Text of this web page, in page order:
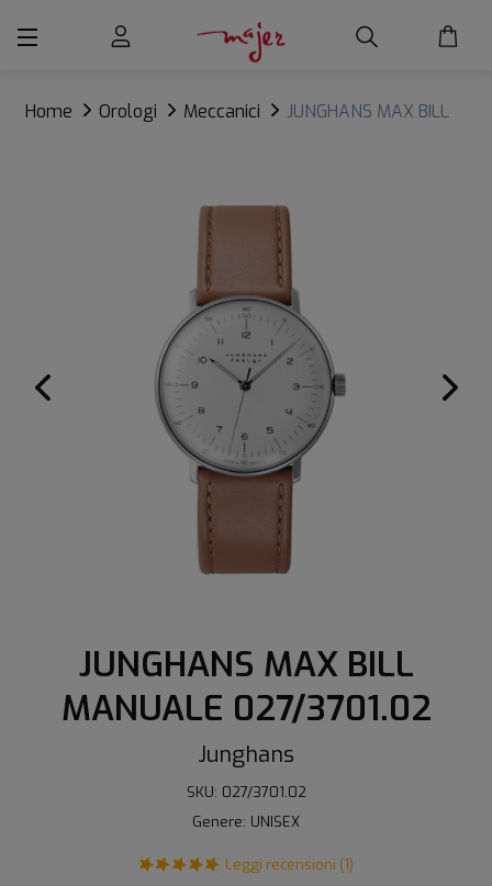
Home Orologi Meccanici
JUNGHANS MAX BILL
JUNGHANS MAX BILL
MANUALE 027/3701.02
Junghans
SKU: 027/3701.02
Genere: UNISEX
Leggi recensioni (1)